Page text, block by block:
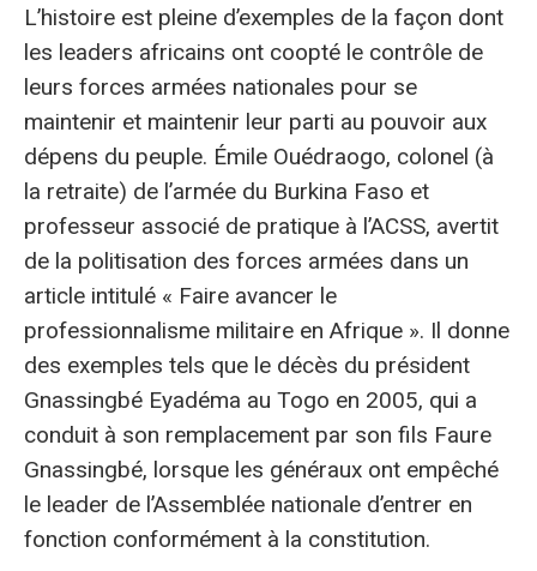
L’histoire est pleine d’exemples de la façon dont
les leaders africains ont coopté le contrôle de
leurs forces armées nationales pour se
maintenir et maintenir leur parti au pouvoir aux
dépens du peuple. Émile Ouédraogo, colonel (à
la retraite) de l’armée du Burkina Faso et
professeur associé de pratique à l’ACSS, avertit
de la politisation des forces armées dans un
article intitulé « Faire avancer le
professionnalisme militaire en Afrique ». Il donne
des exemples tels que le décès du président
Gnassingbé Eyadéma au Togo en 2005, qui a
conduit à son remplacement par son fils Faure
Gnassingbé, lorsque les généraux ont empêché
le leader de l’Assemblée nationale d’entrer en
fonction conformément à la constitution.